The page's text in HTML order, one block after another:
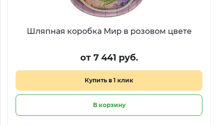
Шляпная коробка Мир в розовом цвете
от 7 441 руб.
Купить в 1 клик
В корзину